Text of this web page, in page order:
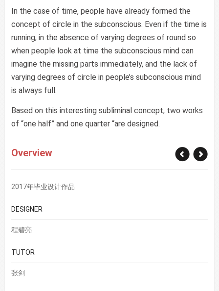
In the case of time, people have already formed the
concept of circle in the subconscious. Even if the time is
running, in the absence of varying degrees of round so
when people look at time the subconscious mind can
imagine the missing parts immediately, and the lack of
varying degrees of circle in people’s subconscious mind
is always full.
Based on this interesting subliminal concept, two works
of “one half” and one quarter “are designed.
Overview
2017年毕业设计作品
DESIGNER
程碧亮
TUTOR
张剑